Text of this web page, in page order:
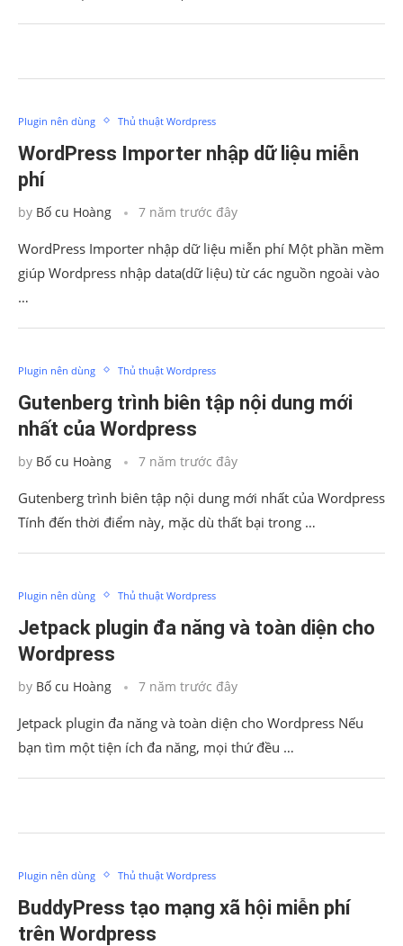
Plugin nên dùng Thủ thuật Wordpress
WordPress Importer nhập dữ liệu miễn
phí
by Bố cu Hoàng 7 năm trước đây
WordPress Importer nhập dữ liệu miễn phí Một phần mềm
giúp Wordpress nhập data(dữ liệu) từ các nguồn ngoài vào
…
Plugin nên dùng Thủ thuật Wordpress
Gutenberg trình biên tập nội dung mới
nhất của Wordpress
by Bố cu Hoàng 7 năm trước đây
Gutenberg trình biên tập nội dung mới nhất của Wordpress
Tính đến thời điểm này, mặc dù thất bại trong …
Plugin nên dùng Thủ thuật Wordpress
Jetpack plugin đa năng và toàn diện cho
Wordpress
by Bố cu Hoàng 7 năm trước đây
Jetpack plugin đa năng và toàn diện cho Wordpress Nếu
bạn tìm một tiện ích đa năng, mọi thứ đều …
Plugin nên dùng Thủ thuật Wordpress
BuddyPress tạo mạng xã hội miễn phí
trên Wordpress